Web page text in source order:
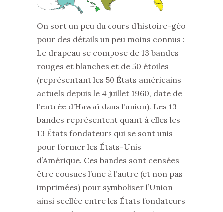
On sort un peu du cours d’histoire-géo
pour des détails un peu moins connus :
Le drapeau se compose de 13 bandes
rouges et blanches et de 50 étoiles
(représentant les 50 États américains
actuels depuis le 4 juillet 1960, date de
l’entrée d’Hawaï dans l’union). Les 13
bandes représentent quant à elles les
13 États fondateurs qui se sont unis
pour former les États-Unis
d’Amérique. Ces bandes sont censées
être cousues l’une à l’autre (et non pas
imprimées) pour symboliser l’Union
ainsi scellée entre les États fondateurs